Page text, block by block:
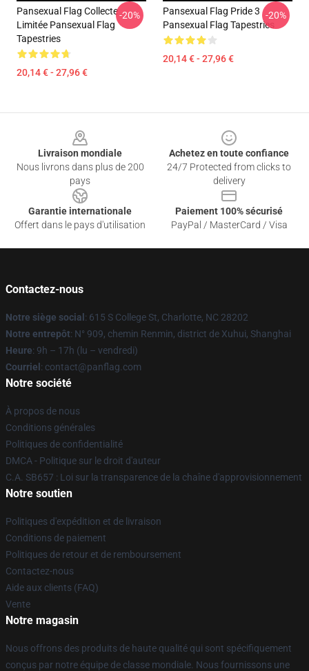
Pansexual Flag Collecte
Limitée Pansexual Flag
Tapestries
20,14 € - 27,96 €
-20%
Pansexual Flag Pride 3
Pansexual Flag Tapestries
20,14 € - 27,96 €
-20%
Livraison mondiale
Nous livrons dans plus de 200
pays
Achetez en toute confiance
24/7 Protected from clicks to
delivery
Garantie internationale
Offert dans le pays d'utilisation
Paiement 100% sécurisé
PayPal / MasterCard / Visa
Contactez-nous
Notre siège social : 615 S College St, Charlotte, NC 28202
Notre entrepôt: N° 909, chemin Renmin, district de Xuhui, Shanghai
Heure: 9h – 17h (lu – vendredi)
Courriel : contact@panflag.com
Notre société
À propos de nous
Conditions générales
Politiques de confidentialité
DMCA - Politique sur le droit d'auteur
C.A. SB657 : Loi sur la transparence de la chaîne d'approvisionnement
Notre soutien
Politiques d'expédition et de livraison
Conditions de paiement
Politiques de retour et de remboursement
Contactez-nous
Aide aux clients (FAQ)
Vente
Notre magasin
Nous offrons des produits de haute qualité qui sont spécifiquement
conçus par notre équipe de classe mondiale. Nous fournissons une